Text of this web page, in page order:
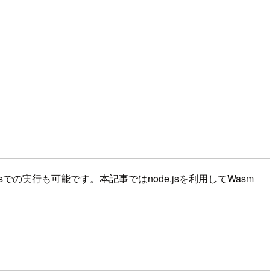
の実行も可能です。本記事ではnode.jsを利用してWasm